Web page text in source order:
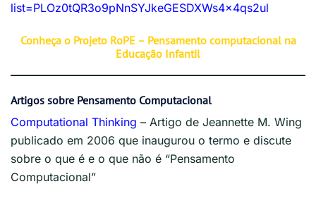
list=PLOz0tQR3o9pNnSYJkeGESDXWs4x4qs2ul
Conheça o Projeto RoPE – Pensamento computacional na
Educação Infantil
Artigos sobre Pensamento Computacional
Computational Thinking – Artigo de Jeannette M. Wing
publicado em 2006 que inaugurou o termo e discute
sobre o que é e o que não é “Pensamento
Computacional”